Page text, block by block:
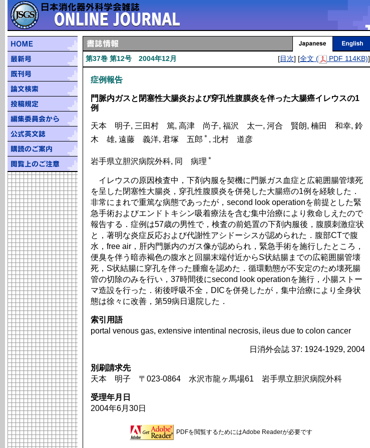
第37巻 第12号 2004年12月 [目次] [全文 ( PDF 114KB)]
症例報告
門脈内ガスと閉塞性大腸炎および穿孔性腹膜炎を伴った大腸癌イレウスの1
例
天本 明子, 三田村 篤, 高津 尚子, 福沢 太一, 河合 賢朗, 楠田 和幸, 鈴
木 雄, 遠藤 義洋, 君塚 五郎 ＊ , 北村 道彦
岩手県立胆沢病院外科, 同 病理 ＊
イレウスの原因検査中，下剤内服を契機に門脈ガス血症と広範囲腸管壊死
を呈した閉塞性大腸炎，穿孔性腹膜炎を併発した大腸癌の1例を経験した．
非常にまれで重篤な病態であったが，second look operationを前提とした緊
急手術およびエンドトキシン吸着療法を含む集中治療により救命しえたので
報告する．症例は57歳の男性で，検査の前処置の下剤内服後，腹膜刺激症状
と，著明な炎症反応および代謝性アシドーシスが認められた．腹部CTで腹
水，free air，肝内門脈内のガス像が認められ，緊急手術を施行したところ，
便臭を伴う暗赤褐色の腹水と回腸末端付近からS状結腸までの広範囲腸管壊
死，S状結腸に穿孔を伴った腫瘤を認めた．循環動態が不安定のため壊死腸
管の切除のみを行い，37時間後にsecond look operationを施行，小腸ストー
マ造設を行った．術後呼吸不全，DICを併発したが，集中治療により全身状
態は徐々に改善，第59病日退院した．
索引用語
portal venous gas, extensive intentinal necrosis, ileus due to colon cancer
日消外会誌 37: 1924-1929, 2004
別刷請求先
天本 明子 〒023-0864 水沢市龍ヶ馬場61 岩手県立胆沢病院外科
受理年月日
2004年6月30日
PDFを閲覧するためにはAdobe Readerが必要です